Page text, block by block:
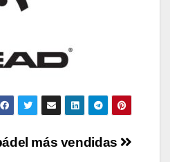
más vendidas